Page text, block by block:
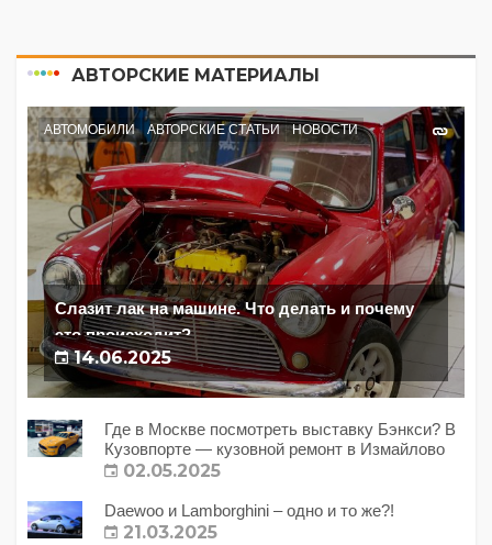
АВТОРСКИЕ МАТЕРИАЛЫ
АВТОМОБИЛИ АВТОРСКИЕ СТАТЬИ НОВОСТИ
Слазит лак на машине. Что делать и почему
это происходит?
14.06.2025
Где в Москве посмотреть выставку Бэнкси? В
Кузовпорте — кузовной ремонт в Измайлово
02.05.2025
Daewoo и Lamborghini – одно и то же?!
21.03.2025